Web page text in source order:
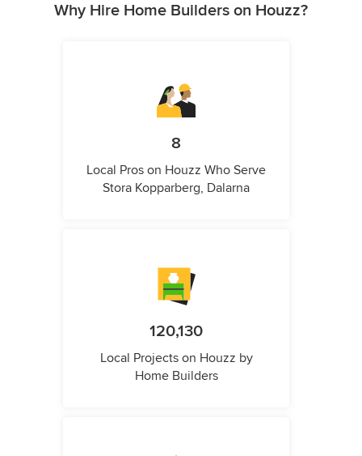
Why Hire Home Builders on Houzz?
8
Local Pros on Houzz Who Serve
Stora Kopparberg, Dalarna
120,130
Local Projects on Houzz by
Home Builders